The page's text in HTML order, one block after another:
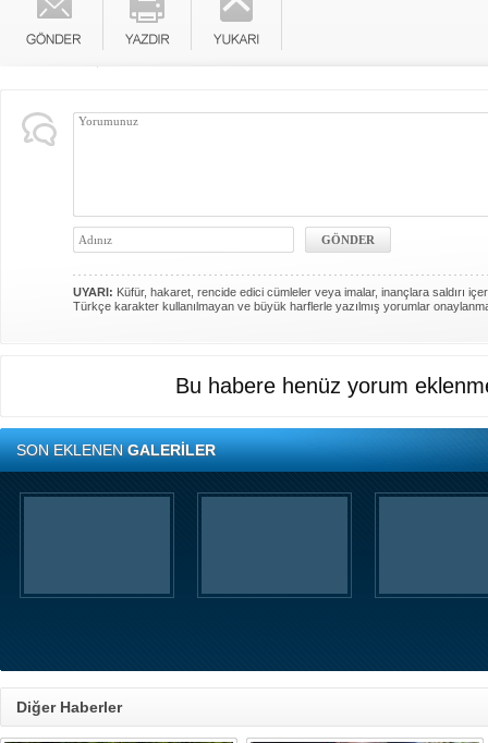
UYARI: Küfür, hakaret, rencide edici cümleler veya imalar, inançlara saldırı
Türkçe karakter kullanılmayan ve büyük harflerle yazılmış yorumlar
Bu habere henüz yorum
SON EKLENENGALERİLER
Diğer Haberler